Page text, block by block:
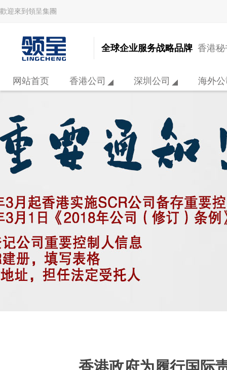
歡迎來到領呈集團
全球企业服务战略品牌 香港
网站首页 香港公司 深圳公司 海外